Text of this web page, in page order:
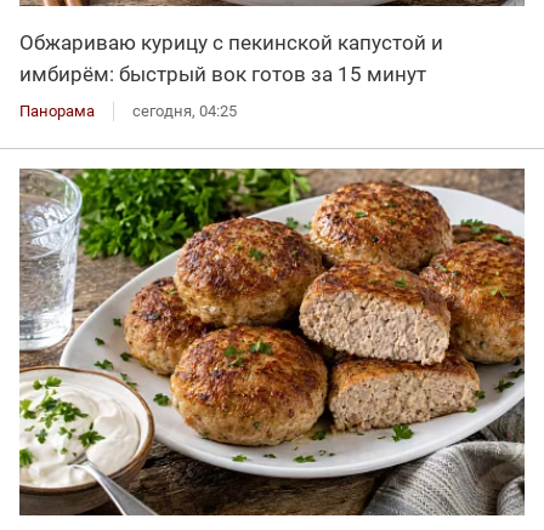
Обжариваю курицу с пекинской капустой и
имбирём: быстрый вок готов за 15 минут
Панорама сегодня, 04:25